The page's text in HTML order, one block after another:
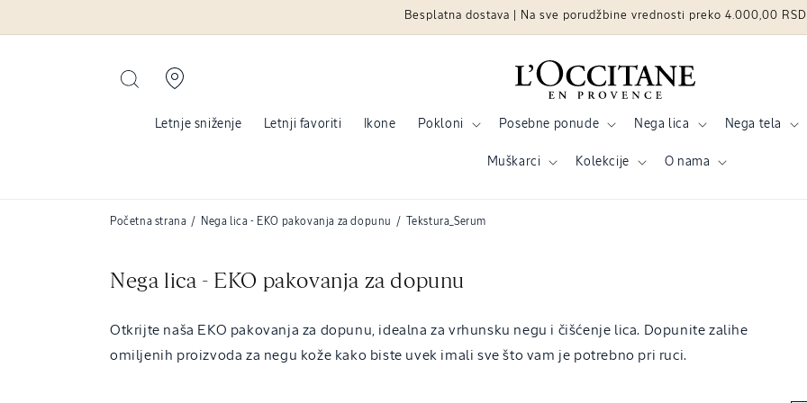
Besplatna dostava | Na sve porudžbine vrednosti preko 4.000,00 RSD
Letnje sniženje Letnji favoriti Ikone Pokloni Posebne ponude Nega lica Nega tela
Muškarci Kolekcije O nama
Početna strana / Nega lica - EKO pakovanja za dopunu / Tekstura_Serum
C
l
l
Nega lica - EKO pakovanja za dopunu
Otkrijte naša EKO pakovanja za dopunu, idealna za vrhunsku negu i čišćenje lica. Dopunite zalihe
omiljenih proizvoda za negu kože kako biste uvek imali sve što vam je potrebno pri ruci.